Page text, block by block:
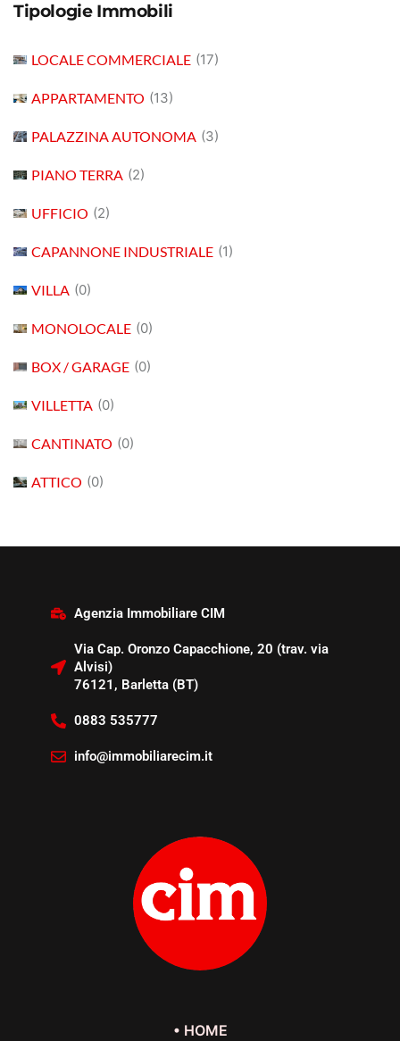
Tipologie Immobili
LOCALE COMMERCIALE (17)
APPARTAMENTO (13)
PALAZZINA AUTONOMA (3)
PIANO TERRA (2)
UFFICIO (2)
CAPANNONE INDUSTRIALE (1)
VILLA (0)
MONOLOCALE (0)
BOX / GARAGE (0)
VILLETTA (0)
CANTINATO (0)
ATTICO (0)
Agenzia Immobiliare CIM
Via Cap. Oronzo Capacchione, 20 (trav. via
Alvisi)
76121, Barletta (BT)
0883 535777
info@immobiliarecim.it
• HOME